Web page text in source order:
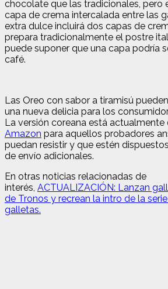
chocolate que las tradicionales, pero
capa de crema intercalada entre las
extra dulce incluirá dos capas de
prepara tradicionalmente el postre
puede suponer que una capa podría
café.
Las Oreo con sabor a tiramisú
una nueva delicia para los
La versión coreana está actualmente
Amazon para aquellos probadores
puedan resistir y que estén
de envío adicionales.
En otras noticias relacionadas de
interés, ACTUALIZACIÓN: Lanzan
de Tronos y recrean la intro de la
galletas.